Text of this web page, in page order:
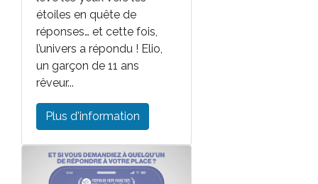
étoiles en quête de
réponses… et cette fois,
l’univers a répondu ! Elio,
un garçon de 11 ans
rêveur...
Plus d'information